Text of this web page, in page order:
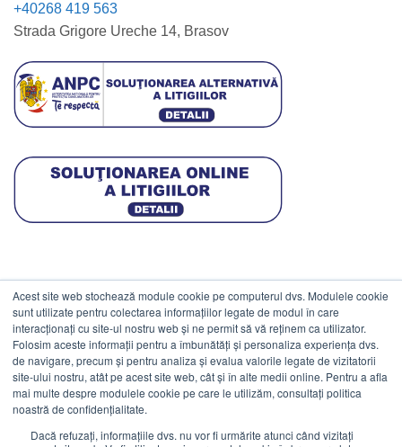
Acest site web stochează module cookie pe computerul dvs. Modulele cookie
sunt utilizate pentru colectarea informațiilor legate de modul în care
interacționați cu site-ul nostru web și ne permit să vă reținem ca utilizator.
Folosim aceste informații pentru a îmbunătăți și personaliza experiența dvs.
de navigare, precum și pentru analiza și evalua valorile legate de vizitatorii
site-ului nostru, atât pe acest site web, cât și în alte medii online. Pentru a afla
mai multe despre modulele cookie pe care le utilizăm, consultați politica
noastră de confidențialitate.
Dacă refuzați, informațiile dvs. nu vor fi urmărite atunci când vizitați
+40268 419 563
Strada Grigore Ureche 14, Brasov
DATE COMERCIALE
ESTICO S.R.L.
CIF: RO1094402.
Reg.Com: J08/469/1991.